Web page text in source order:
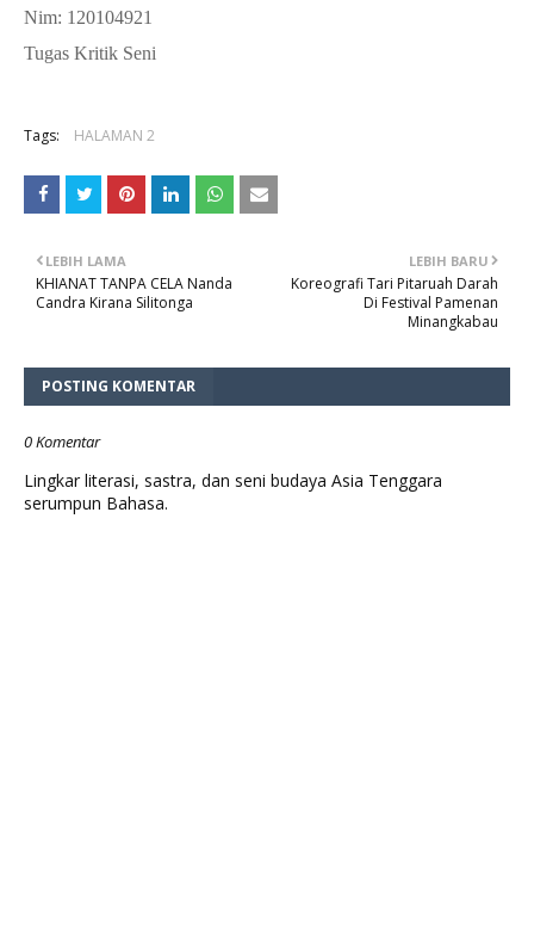
Nim: 120104921
Tugas Kritik Seni
Tags: HALAMAN 2
LEBIH BARU
Koreografi Tari Pitaruah Darah
Di Festival Pamenan
Minangkabau
LEBIH LAMA
KHIANAT TANPA CELA Nanda
Candra Kirana Silitonga
POSTING KOMENTAR
0 Komentar
Lingkar literasi, sastra, dan seni budaya Asia Tenggara
serumpun Bahasa.